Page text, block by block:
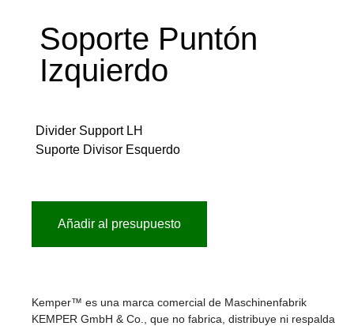
Soporte Puntón
Izquierdo
Divider Support LH
Suporte Divisor Esquerdo
Añadir al presupuesto
Kemper™ es una marca comercial de Maschinenfabrik
KEMPER GmbH & Co., que no fabrica, distribuye ni respalda